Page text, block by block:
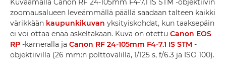
Kuvaamalla Canon RF 24-105mm F4-7.1 IS STM -objektiivin
zoomausalueen leveämmällä päällä saadaan talteen kaikki
värikkään kaupunkikuvan yksityiskohdat, kun taaksepäin
ei voi ottaa enää askeltakaan. Kuva on otettu Canon EOS
RP -kameralla ja Canon RF 24-105mm F4-7.1 IS STM -
objektiivilla (26 mm:n polttovälillä, 1/125 s, f/6.3 ja ISO 100).